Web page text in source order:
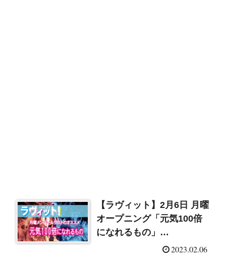
【ラヴィット】2月6日 月曜
オープニング「元気100倍
になれるもの」
2023.02.06